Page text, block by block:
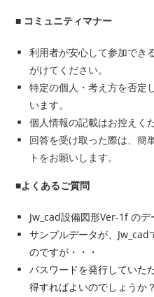
■ コミュニティマナー
利用者が安心して参加でき
がけてください。
特定の個人・考え方を否定
います。
個人情報の記載はお控えく
回答を受け取った際は、簡
トをお願いします。
■よくあるご質問
Jw_cad設備図形Ver-1f のデ
サンプルデータが、
のですが・・・
パスワードを発行していた
得すればよいのでしょうか？